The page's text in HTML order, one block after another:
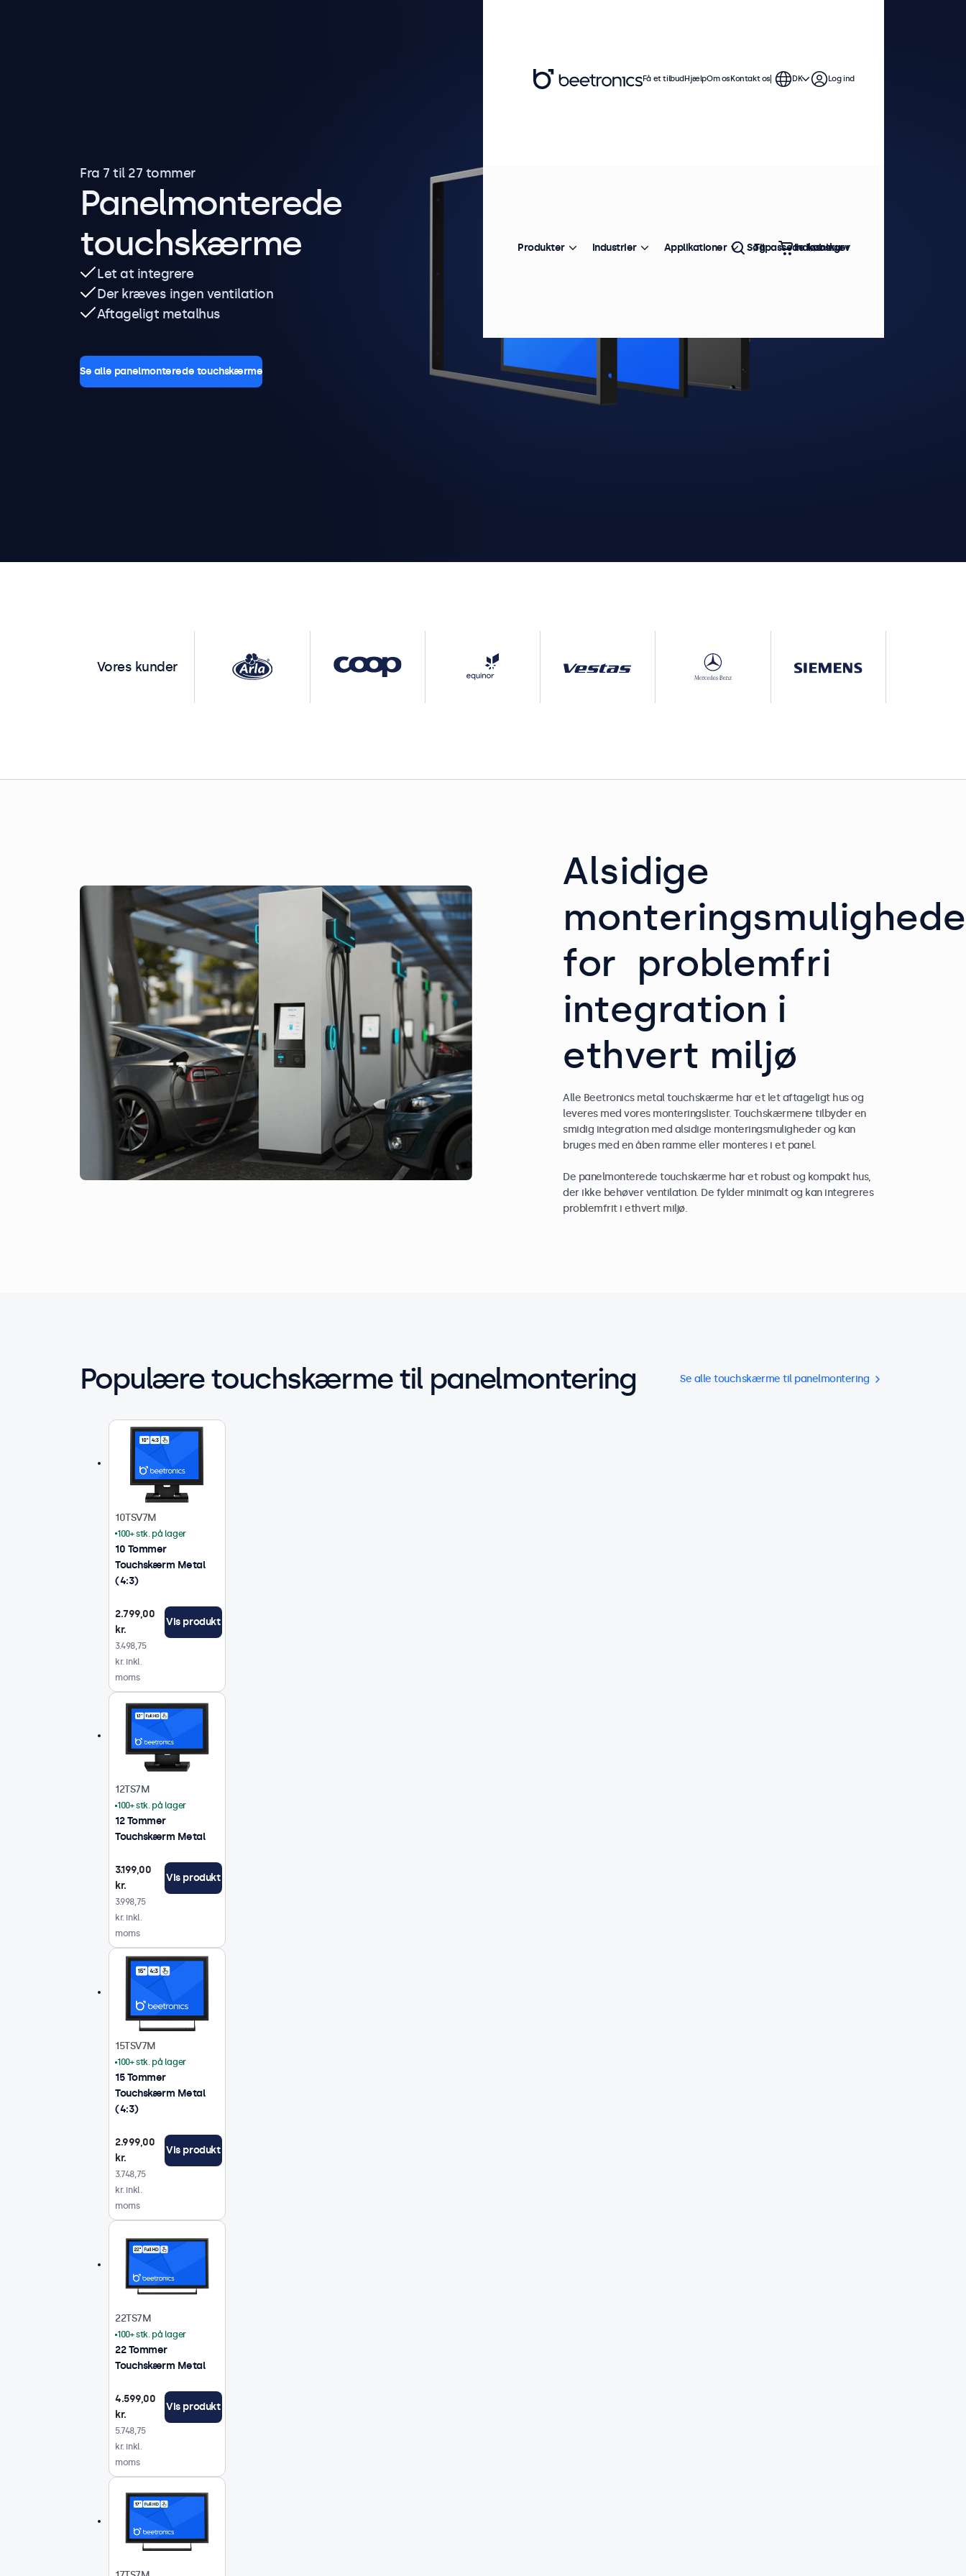
Panelmonterede
touchskærme
Fra 7 til 27 tommer
Let at integrere
Der kræves ingen ventilation
Aftageligt metalhus
Se alle panelmonterede touchskærme
Vores kunder
Alsidige
for problemfri
integration i
ethvert miljø
Alle Beetronics metal touchskærme har et let aftageligt hus og
leveres med vores monteringslister. Touchskærmene tilbyder en
smidig integration med alsidige monteringsmuligheder og kan
bruges med en åben ramme eller monteres i et panel.
De panelmonterede touchskærme har et robust og kompakt hus,
der ikke behøver ventilation. De fylder minimalt og kan integreres
problemfrit i ethvert miljø.
Populære touchskærme til panelmontering Se alle touchskærme til panelmontering
10 Tommer
Touchskærm Metal
(4:3)
10TSV7M
100+ stk. på lager
2.799,00
kr.
3.498,75
kr. inkl.
moms
Vis produkt
12 Tommer
Touchskærm Metal
12TS7M
100+ stk. på lager
3.199,00
kr.
3.998,75
kr. inkl.
moms
Vis produkt
15 Tommer
Touchskærm Metal
(4:3)
15TSV7M
100+ stk. på lager
2.999,00
kr.
3.748,75
kr. inkl.
moms
Vis produkt
22 Tommer
Touchskærm Metal
22TS7M
100+ stk. på lager
4.599,00
kr.
5.748,75
kr. inkl.
moms
Vis produkt
Få et tilbudHjælpOm osKontakt os DK Log ind
Produkter Industrier Applikationer Tilpassede løsninger
Søg Indkøbskurv